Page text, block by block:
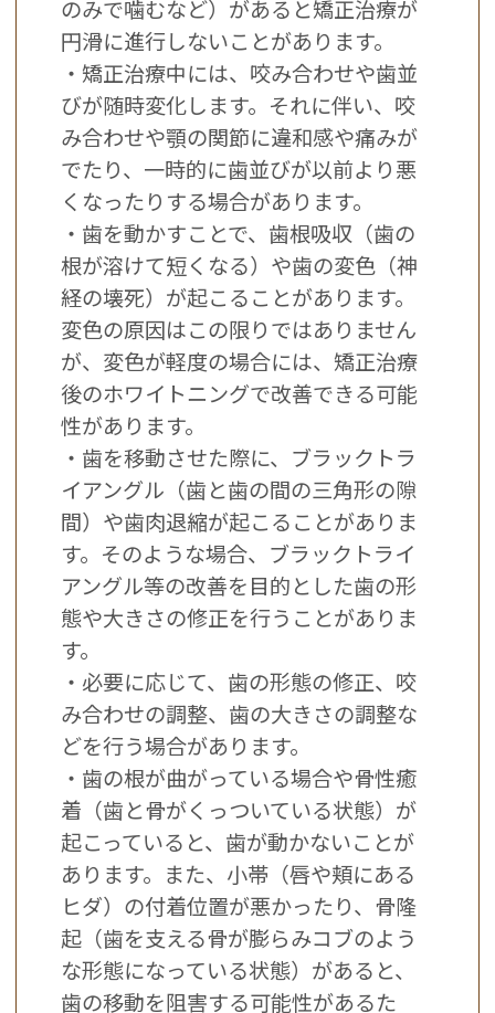
のみで噛むなど）があると矯正治療が
円滑に進行しないことがあります。
・矯正治療中には、咬み合わせや歯並
びが随時変化します。それに伴い、咬
み合わせや顎の関節に違和感や痛みが
でたり、一時的に歯並びが以前より悪
くなったりする場合があります。
・歯を動かすことで、歯根吸収（歯の
根が溶けて短くなる）や歯の変色（神
経の壊死）が起こることがあります。
変色の原因はこの限りではありません
が、変色が軽度の場合には、矯正治療
後のホワイトニングで改善できる可能
性があります。
・歯を移動させた際に、ブラックトラ
イアングル（歯と歯の間の三角形の隙
間）や歯肉退縮が起こることがありま
す。そのような場合、ブラックトライ
アングル等の改善を目的とした歯の形
態や大きさの修正を行うことがありま
す。
・必要に応じて、歯の形態の修正、咬
み合わせの調整、歯の大きさの調整な
どを行う場合があります。
・歯の根が曲がっている場合や骨性癒
着（歯と骨がくっついている状態）が
起こっていると、歯が動かないことが
あります。また、小帯（唇や頬にある
ヒダ）の付着位置が悪かったり、骨隆
起（歯を支える骨が膨らみコブのよう
な形態になっている状態）があると、
歯の移動を阻害する可能性があるた